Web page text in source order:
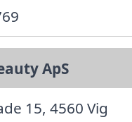
ApS
15, 4560 Vig